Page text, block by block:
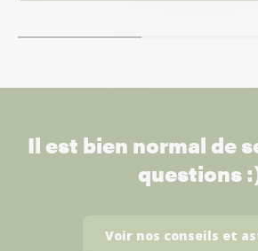
Il est bien normal de
questions
Voir nos conseils et